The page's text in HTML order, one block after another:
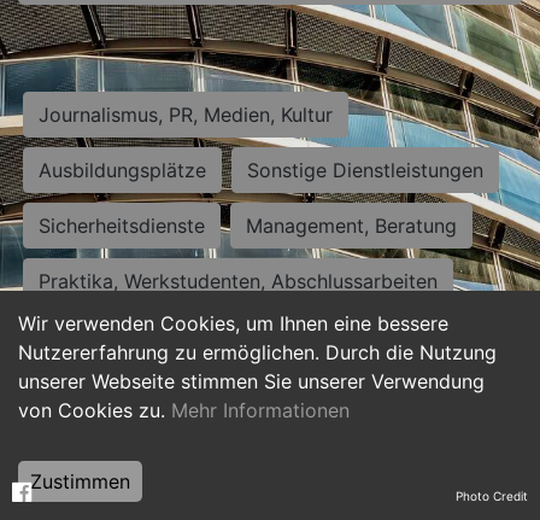
Wir verwenden Cookies, um Ihnen eine bessere
Nutzererfahrung zu ermöglichen. Durch die Nutzung
unserer Webseite stimmen Sie unserer Verwendung
von Cookies zu. Mehr Informationen
Zustimmen
Journalismus, PR, Medien, Kultur
Ausbildungsplätze Sonstige Dienstleistungen
Sicherheitsdienste Management, Beratung
Praktika, Werkstudenten, Abschlussarbeiten
Personalwesen Assistenz, Sekretariat
Hilfskräfte, Aushilfs- und Nebenjobs
Weiterbildung, Studium, duale Ausbildung Photo Credit